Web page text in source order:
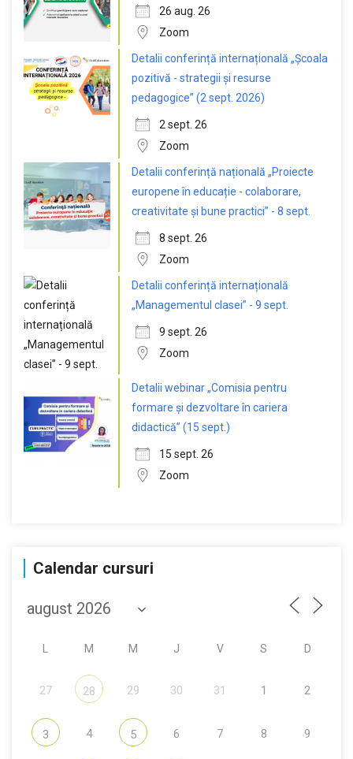
26 aug. 26
Zoom
Detalii conferință internațională „Școala
pozitivă - strategii și resurse
pedagogice” (2 sept. 2026)
2 sept. 26
Zoom
Detalii conferință națională „Proiecte
europene în educație - colaborare,
creativitate și bune practici” - 8 sept.
8 sept. 26
Zoom
Detalii conferință internațională
„Managementul clasei” - 9 sept.
9 sept. 26
Zoom
Detalii webinar „Comisia pentru
formare și dezvoltare în cariera
didactică” (15 sept.)
15 sept. 26
Zoom
Calendar cursuri
M M J V S D
27 28 29 30 31 1 2
3 4 5 6 7 8 9